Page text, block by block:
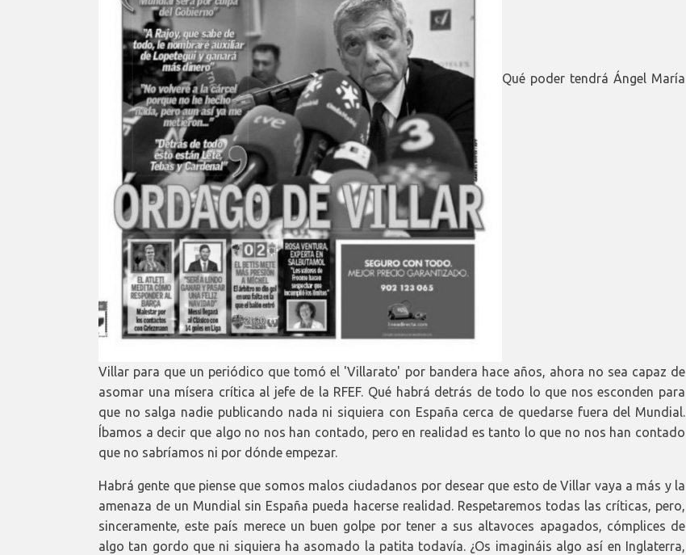
Qué poder tendrá Ángel María
Villar para que un periódico que tomó el 'Villarato' por bandera hace años, ahora no sea capaz de
asomar una mísera crítica al jefe de la RFEF. Qué habrá detrás de todo lo que nos esconden para
que no salga nadie publicando nada ni siquiera con España cerca de quedarse fuera del Mundial.
Íbamos a decir que algo no nos han contado, pero en realidad es tanto lo que no nos han contado
que no sabríamos ni por dónde empezar.
Habrá gente que piense que somos malos ciudadanos por desear que esto de Villar vaya a más y la
amenaza de un Mundial sin España pueda hacerse realidad. Respetaremos todas las críticas, pero,
sinceramente, este país merece un buen golpe por tener a sus altavoces apagados, cómplices de
algo tan gordo que ni siquiera ha asomado la patita todavía. ¿Os imagináis algo así en Inglaterra,